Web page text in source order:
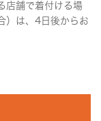
店舗で着付ける場
）は、4日後からお